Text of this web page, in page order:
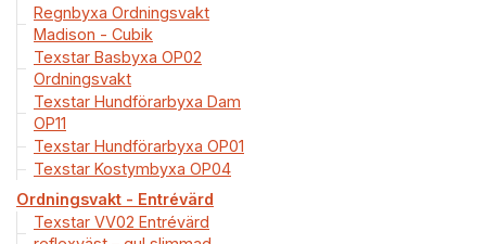
Regnbyxa Ordningsvakt
Madison - Cubik
Texstar Basbyxa OP02
Ordningsvakt
Texstar Hundförarbyxa Dam
OP11
Texstar Hundförarbyxa OP01
Texstar Kostymbyxa OP04
Ordningsvakt - Entrévärd
Texstar VV02 Entrévärd